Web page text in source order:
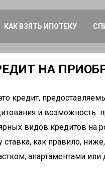
КАК ВЗЯТЬ ИПОТЕКУ
НА
кредит,
и возможность
видов кредитов на
ставка, как правило,
апартаментами